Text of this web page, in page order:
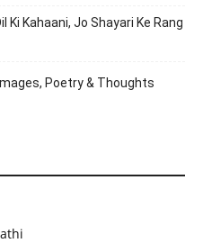
Ki Kahaani, Jo Shayari Ke Rang
Poetry & Thoughts